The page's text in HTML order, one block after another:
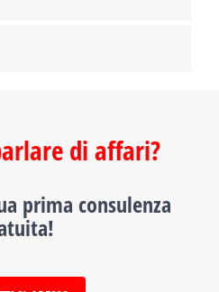
di affari?
prima consulenza